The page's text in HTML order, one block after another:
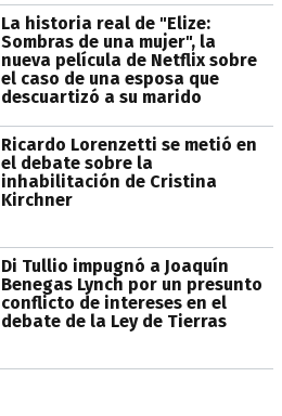
La historia real de "Elize:
Sombras de una mujer", la
nueva película de Netflix sobre
el caso de una esposa que
descuartizó a su marido
Ricardo Lorenzetti se metió en
el debate sobre la
inhabilitación de Cristina
Kirchner
Di Tullio impugnó a Joaquín
Benegas Lynch por un presunto
conflicto de intereses en el
debate de la Ley de Tierras